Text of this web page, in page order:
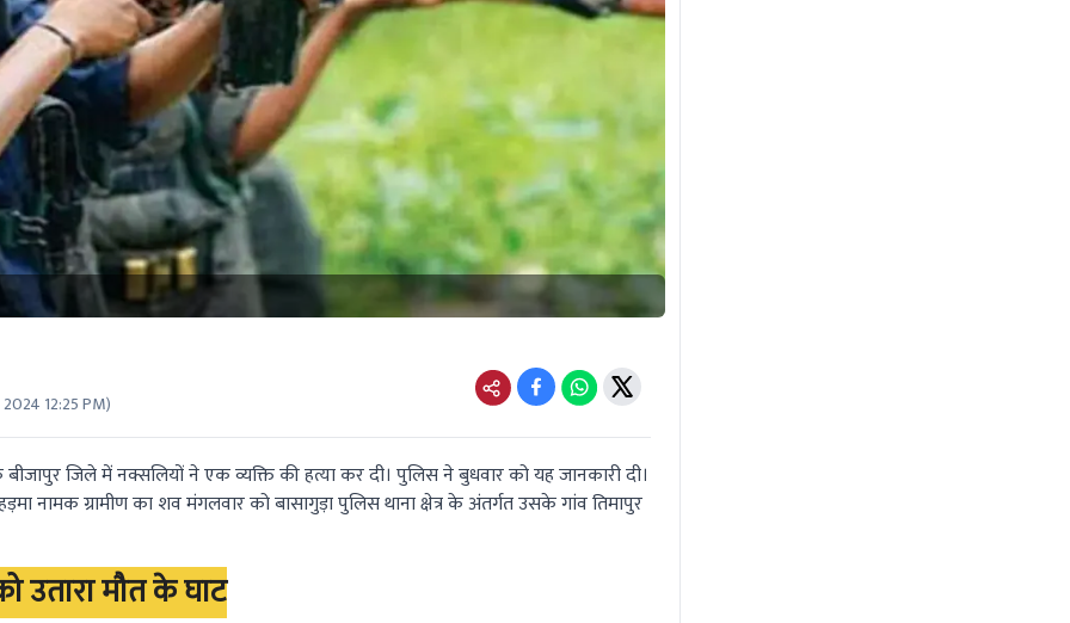
12:25 PM)
जिले में नक्सलियों ने एक व्यक्ति की हत्या कर दी। पुलिस ने बुधवार को यह जानकारी दी।
नामक ग्रामीण का शव मंगलवार को बासागुड़ा पुलिस थाना क्षेत्र के अंतर्गत उसके गांव तिमापुर
उतारा मौत के घाट